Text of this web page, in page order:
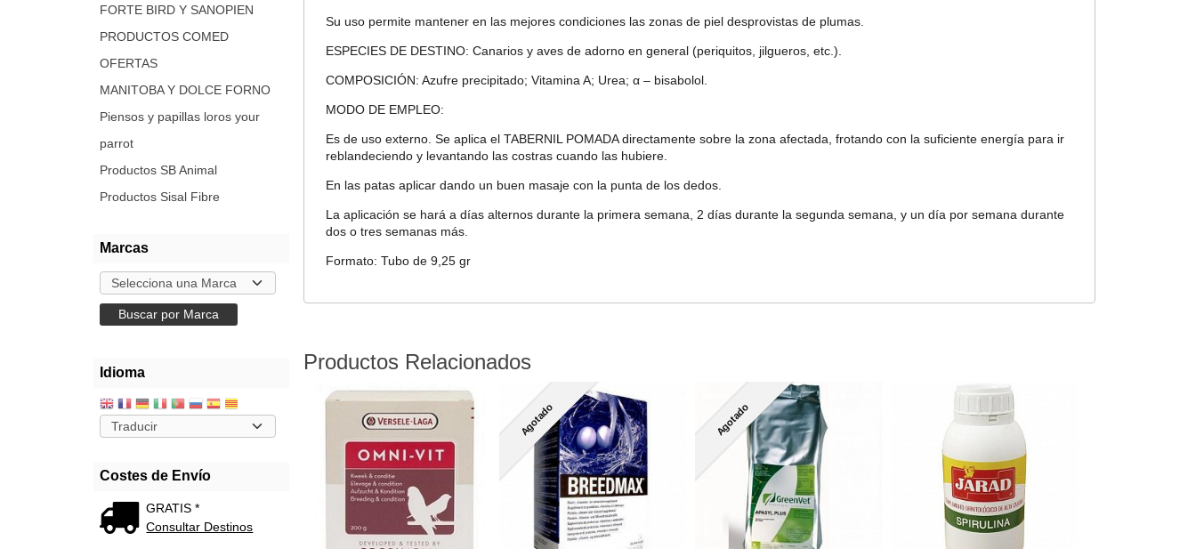
FORTE BIRD Y SANOPIEN
PRODUCTOS COMED
OFERTAS
MANITOBA Y DOLCE FORNO
Piensos y papillas loros your
parrot
Productos SB Animal
Productos Sisal Fibre
Marcas
Idioma
Costes de Envío
GRATIS *
Consultar Destinos
Su uso permite mantener en las mejores condiciones las zonas de piel desprovistas de plumas.
ESPECIES DE DESTINO: Canarios y aves de adorno en general (periquitos, jilgueros, etc.).
COMPOSICIÓN: Azufre precipitado; Vitamina A; Urea; α – bisabolol.
MODO DE EMPLEO:
Es de uso externo. Se aplica el TABERNIL POMADA directamente sobre la zona afectada, frotando con la suficiente energía para ir
reblandeciendo y levantando las costras cuando las hubiere.
En las patas aplicar dando un buen masaje con la punta de los dedos.
La aplicación se hará a días alternos durante la primera semana, 2 días durante la segunda semana, y un día por semana durante
dos o tres semanas más.
Formato: Tubo de 9,25 gr
Productos Relacionados
Agotado Agotado